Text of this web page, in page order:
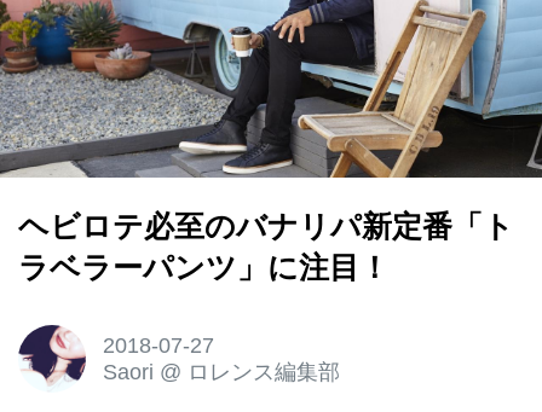
ヘビロテ必至のバナリパ新定番「ト
ラベラーパンツ」に注目！
2018-07-27
Saori @ ロレンス編集部